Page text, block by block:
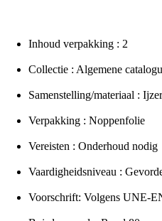
Inhoud verpakking : 2
Collectie : Algemene
Samenstelling/materiaal : Ijzer
Verpakking : Noppenfolie
Vereisten : Onderhoud nodig
Vaardigheidsniveau :
Voorschrift: Volgens UNE-